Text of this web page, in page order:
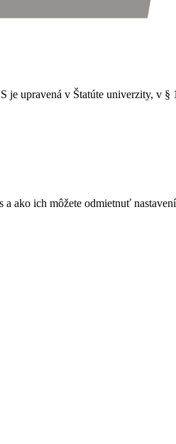
je upravená v Štatúte univerzity, v §
ako ich môžete odmietnuť